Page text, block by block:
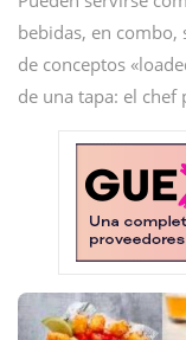
bebidas, en combo,
de conceptos
de una tapa: el chef